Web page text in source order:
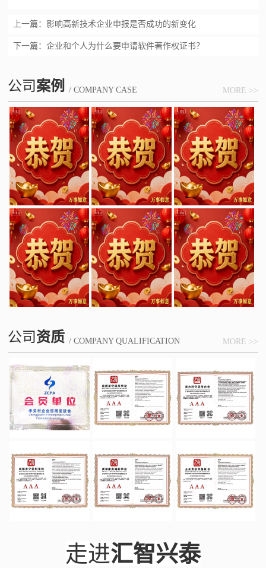
上一篇： 影响高新技术企业申报是否成功的新变化
下一篇： 企业和个人为什么要申请软件著作权证书？
公司案例 / COMPANY CASE MORE >>
公司资质 / COMPANY QUALIFICATION MORE >>
走进汇智兴泰